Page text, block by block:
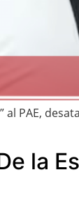
PAE,
la